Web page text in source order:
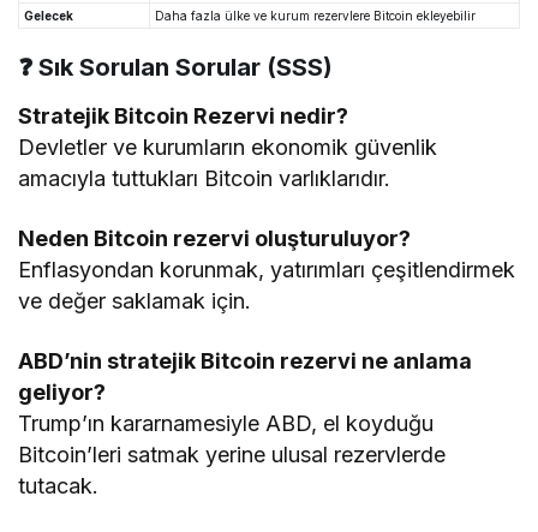
Gelecek
Daha fazla ülke ve kurum rezervlere Bitcoin ekleyebilir
❓ Sık Sorulan Sorular (SSS)
Stratejik Bitcoin Rezervi nedir?
Devletler ve kurumların ekonomik güvenlik
amacıyla tuttukları Bitcoin varlıklarıdır.
Neden Bitcoin rezervi oluşturuluyor?
Enflasyondan korunmak, yatırımları çeşitlendirmek
ve değer saklamak için.
ABD’nin stratejik Bitcoin rezervi ne anlama
geliyor?
Trump’ın kararnamesiyle ABD, el koyduğu
Bitcoin’leri satmak yerine ulusal rezervlerde
tutacak.